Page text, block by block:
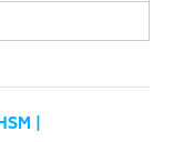
изданиями,
около 400
|